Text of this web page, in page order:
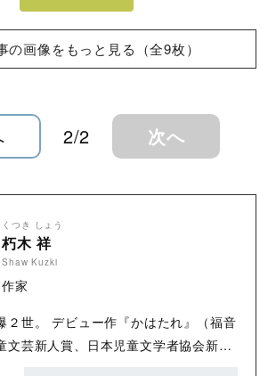
の画像をもっと見る（全9枚）
2/2 次へ
くつき しょう
朽木 祥
Shaw Kuzki
作家
かはたれ』（福音
文芸新人賞、日本児童文学者協会新人